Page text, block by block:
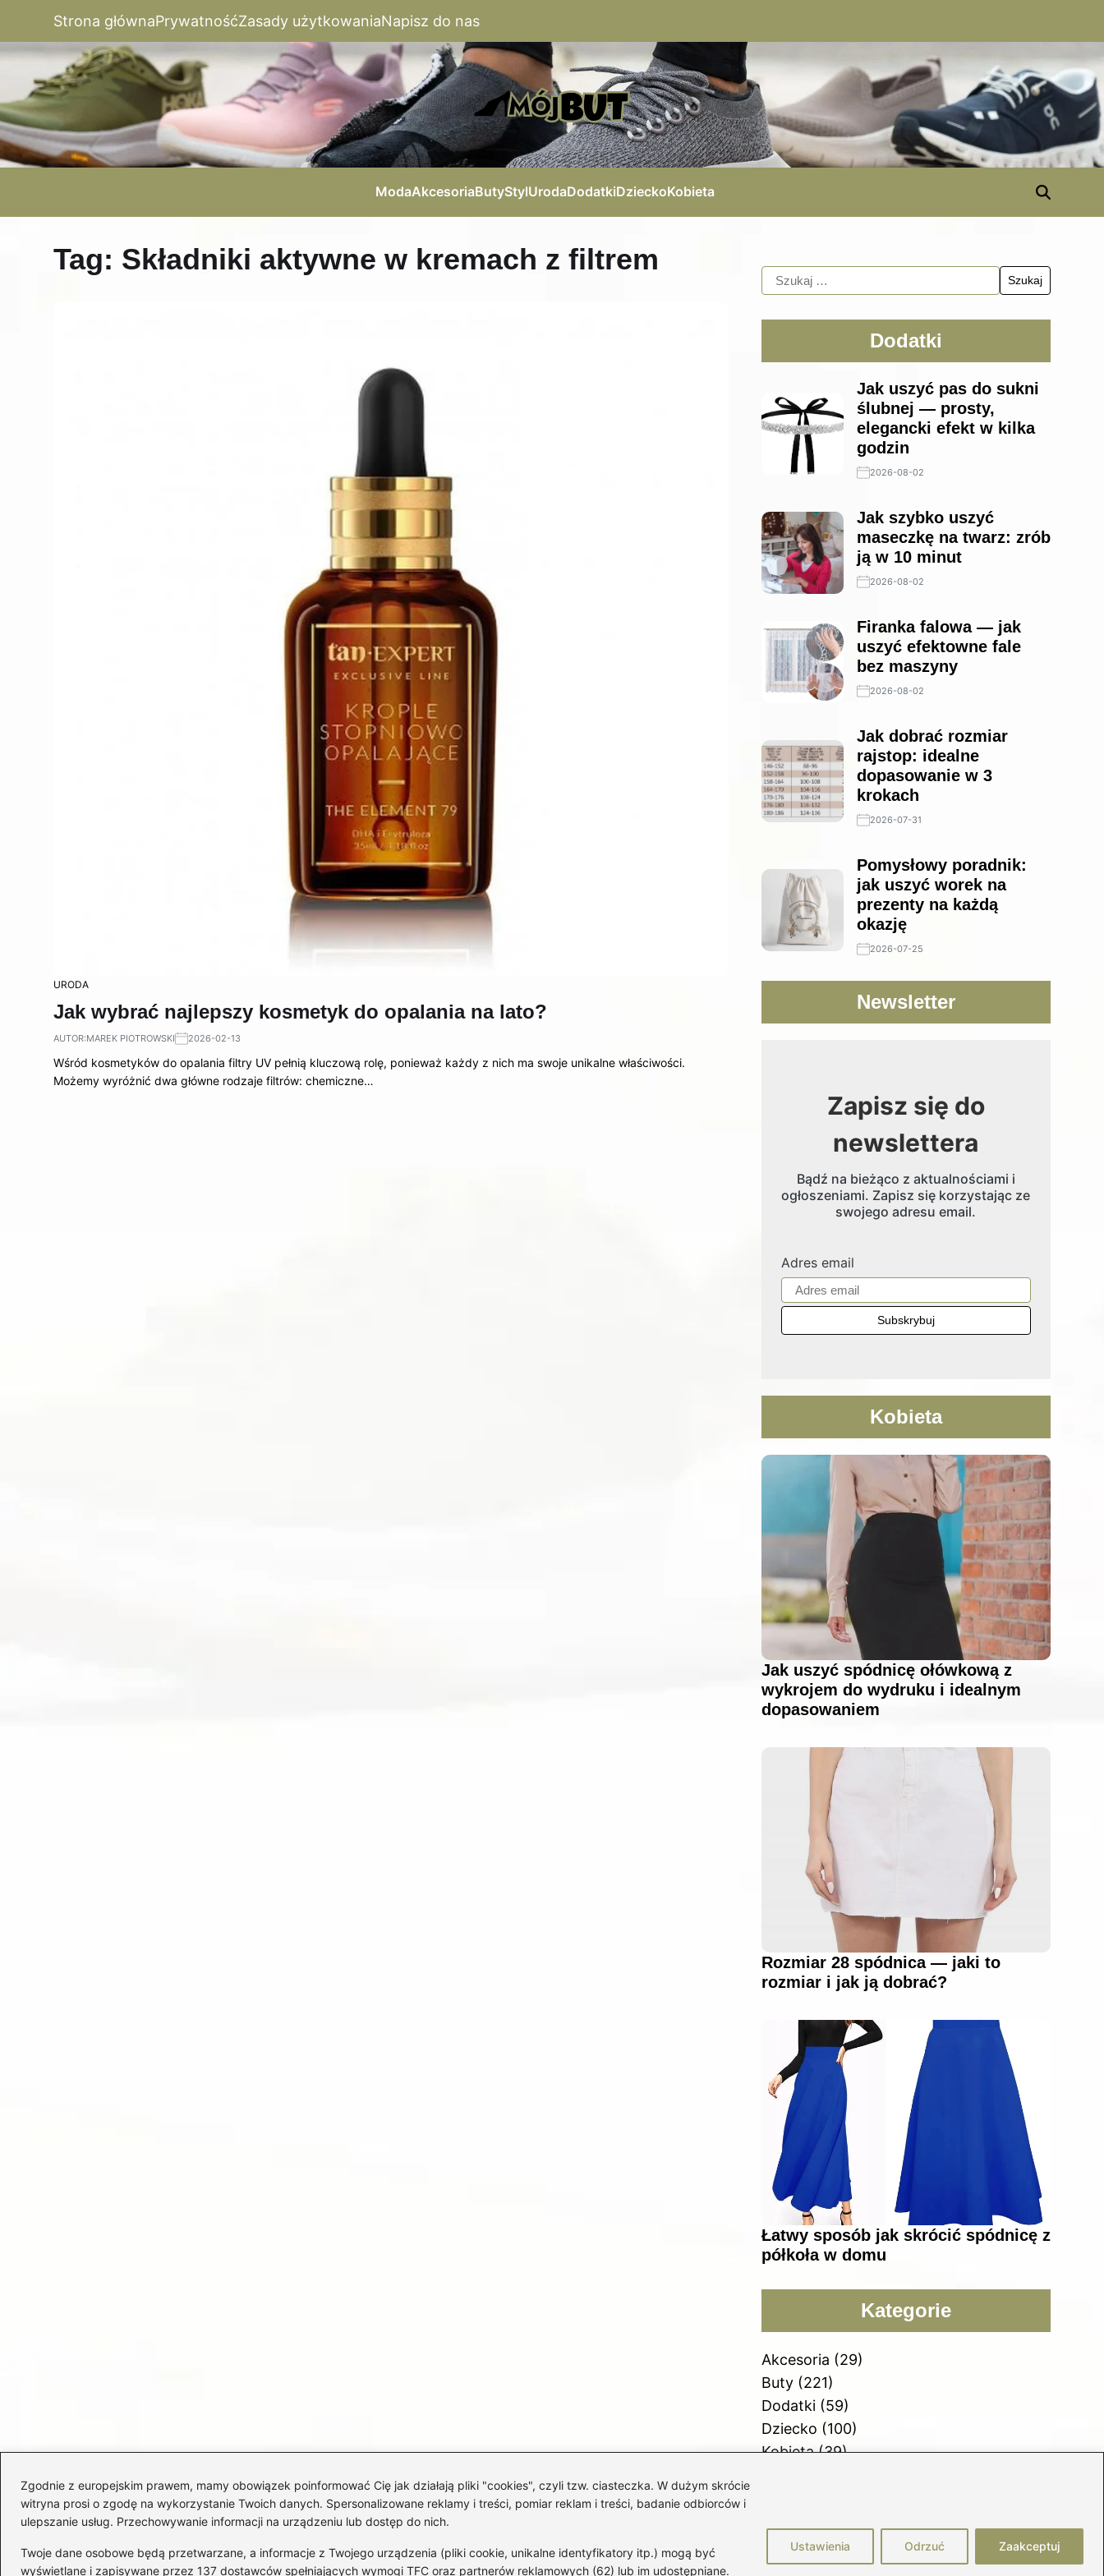
Zgodnie z europejskim prawem, mamy obowiązek poinformować Cię jak działają pliki "cookies", czyli tzw. ciasteczka. W dużym skrócie
witryna prosi o zgodę na wykorzystanie Twoich danych. Spersonalizowane reklamy i treści, pomiar reklam i treści, badanie odbiorców i
ulepszanie usług. Przechowywanie informacji na urządzeniu lub dostęp do nich.
Twoje dane osobowe będą przetwarzane, a informacje z Twojego urządzenia (pliki cookie, unikalne identyfikatory itp.) mogą być
wyświetlane i zapisywane przez 137 dostawców spełniających wymogi TFC oraz partnerów reklamowych (62) lub im udostępniane.
Ustawienia Odrzuć Zaakceptuj
Strona głównaPrywatnośćZasady użytkowaniaNapisz do nas
ModaAkcesoriaButyStylUrodaDodatkiDzieckoKobieta
Tag: Składniki aktywne w kremach z filtrem
URODA
Jak wybrać najlepszy kosmetyk do opalania na lato?
AUTOR:MAREK PIOTROWSKI 2026-02-13
Wśród kosmetyków do opalania filtry UV pełnią kluczową rolę, ponieważ każdy z nich ma swoje unikalne właściwości.
Możemy wyróżnić dwa główne rodzaje filtrów: chemiczne…
Dodatki
Jak uszyć pas do sukni
ślubnej — prosty,
elegancki efekt w kilka
godzin
2026-08-02
Jak szybko uszyć
maseczkę na twarz: zrób
ją w 10 minut
2026-08-02
Firanka falowa — jak
uszyć efektowne fale
bez maszyny
2026-08-02
Jak dobrać rozmiar
rajstop: idealne
dopasowanie w 3
krokach
2026-07-31
Pomysłowy poradnik:
jak uszyć worek na
prezenty na każdą
okazję
2026-07-25
Newsletter
Zapisz się do
newslettera
Bądź na bieżąco z aktualnościami i
ogłoszeniami. Zapisz się korzystając ze
swojego adresu email.
Adres email
Kobieta
Jak uszyć spódnicę ołówkową z
wykrojem do wydruku i idealnym
dopasowaniem
Rozmiar 28 spódnica — jaki to
rozmiar i jak ją dobrać?
Łatwy sposób jak skrócić spódnicę z
półkoła w domu
Kategorie
Akcesoria (29)
Buty(221)
Dodatki(59)
Dziecko (100)
Kobieta(39)